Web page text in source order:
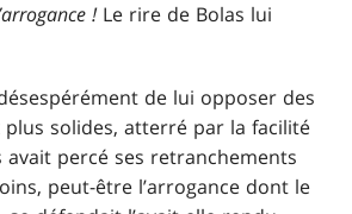
!Le rire de Bolas lui
de lui opposer des
solides, atterré par la facilité
avait percé ses retranchements
peut-être l’arrogance dont le